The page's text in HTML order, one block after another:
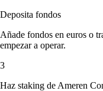
Deposita fondos
Añade fondos en euros o
empezar a operar.
3
Haz staking de Ameren